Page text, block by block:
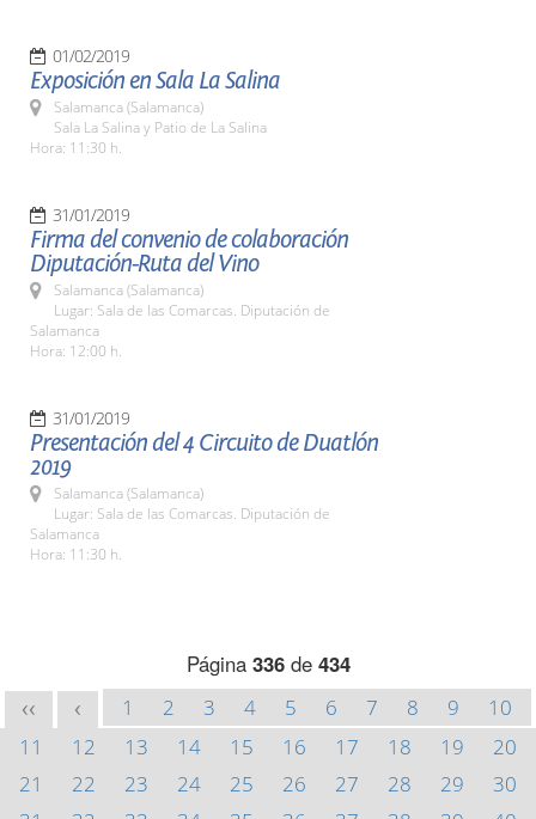
01/02/2019
Exposición en Sala La Salina
Salamanca (Salamanca)
Sala La Salina y Patio de La Salina
Hora: 11:30 h.
31/01/2019
Firma del convenio de colaboración
Diputación-Ruta del Vino
Salamanca (Salamanca)
Lugar: Sala de las Comarcas. Diputación de
Salamanca
Hora: 12:00 h.
31/01/2019
Presentación del 4 Circuito de Duatlón
2019
Salamanca (Salamanca)
Lugar: Sala de las Comarcas. Diputación de
Salamanca
Hora: 11:30 h.
Página 336de 434
<< < 1 2 3 4 5 6 7 8 9
10
11
12 13 14 15 16 17 18 19
20
21
22 23 24 25 26 27 28 29
30